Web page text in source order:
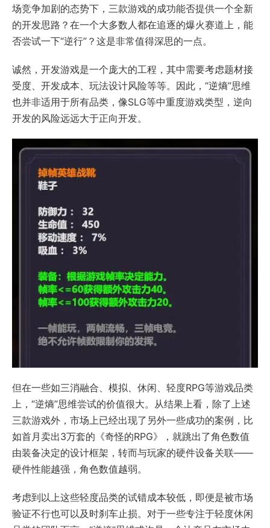
场竞争加剧的态势下，三款游戏的成功能否提供一个全新
的开发思路？在一个大多数人都在追逐的爆火赛道上，能
否尝试一下“逆行”？这是非常值得深思的一点。
诚然，开发游戏是一个庞大的工程，其中需要考虑题材接
受度、开发成本、玩法设计风险等等。因此，“逆熵”思维
也并非适用于所有品类，像SLG等中重度游戏类型，逆向
开发的风险远远大于正向开发。
但在一些如三消融合、模拟、休闲、轻度RPG等游戏品类
上，“逆熵”思维尝试的价值很大。从结果上看，除了上述
三款游戏外，市场上已经出现了另外一些成功的案例，比
如首月卖出3万套的《奇怪的RPG》，就跳出了角色数值
由装备决定的设计框架，转而与玩家的硬件设备关联——
硬件性能越强，角色数值越弱。
考虑到以上这些轻度品类的试错成本较低，即便是被市场
验证不行也可以及时刹车止损。对于一些专注于轻度休闲